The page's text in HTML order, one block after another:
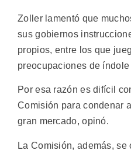
Zoller lamentó que
sus gobiernos
propios, entre los que
preocupaciones de
Por esa razón es difícil
Comisión para condenar
gran mercado, opinó.
La Comisión, además,